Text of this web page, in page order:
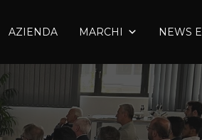
AZIENDA MARCHI NEWS